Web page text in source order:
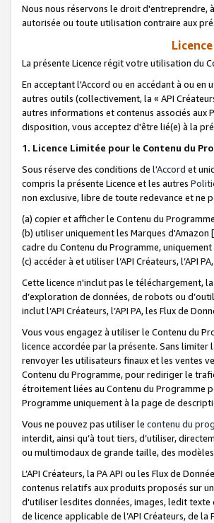
Nous nous réservons le droit
autorisée ou toute utilisation contraire aux
La présente Licence régit votre utilisation du
En acceptant l'Accord ou en accédant à ou
autres outils (collectivement, la « API
autres informations et contenus associés aux
disposition, vous acceptez d'être lié(e) à la
1. Licence Limitée pour le Contenu du
Sous réserve des conditions de l'Accord et
compris la présente Licence et les autres
non exclusive, libre de toute redevance et ne
(a) copier et afficher le Contenu du
(b) utiliser uniquement les Marques
cadre du Contenu du Programme,
(c) accéder à et utiliser l’API Créateurs, l’API
Cette licence n'inclut pas le téléchargement,
d’exploration de données, de robots ou
inclut l’API Créateurs, l’API PA, les Flux de
Vous vous engagez à utiliser le Contenu du
licence accordée par la présente. Sans
renvoyer les utilisateurs finaux et les ventes
Contenu du Programme, pour rediriger le
étroitement liées au Contenu du Programme
Programme uniquement à la page de
Vous ne pouvez pas utiliser le contenu du
interdit, ainsi qu’à tout tiers, d’utiliser,
ou multimodaux de grande taille, des
L’API Créateurs, la PA API ou les Flux de
contenus relatifs aux produits proposés sur un
d'utiliser lesdites données, images, ledit
de licence applicable de l’API Créateurs, de